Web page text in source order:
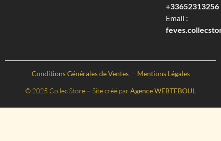
+33652313256‬
Email :
Conditions Générales de Ventes – Mentions Légales
© 2025 Collec Store – Site créé par Agence WEBTEBOUL